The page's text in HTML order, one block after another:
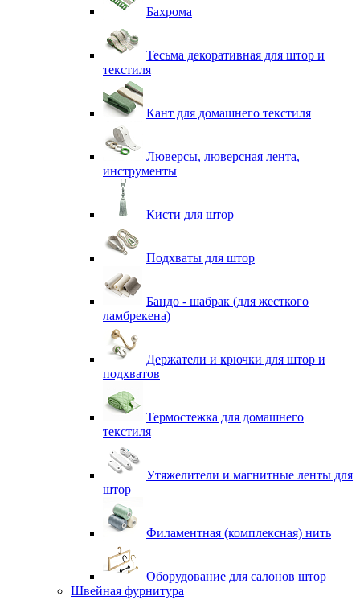
Бахрома
Тесьма декоративная для штор и
текстиля
Кант для домашнего текстиля
Люверсы, люверсная лента,
инструменты
Кисти для штор
Подхваты для штор
Бандо - шабрак (для жесткого
ламбрекена)
Держатели и крючки для штор и
подхватов
Термостежка для домашнего
текстиля
Утяжелители и магнитные ленты для
штор
Филаментная (комплексная) нить
Оборудование для салонов штор
Швейная фурнитура